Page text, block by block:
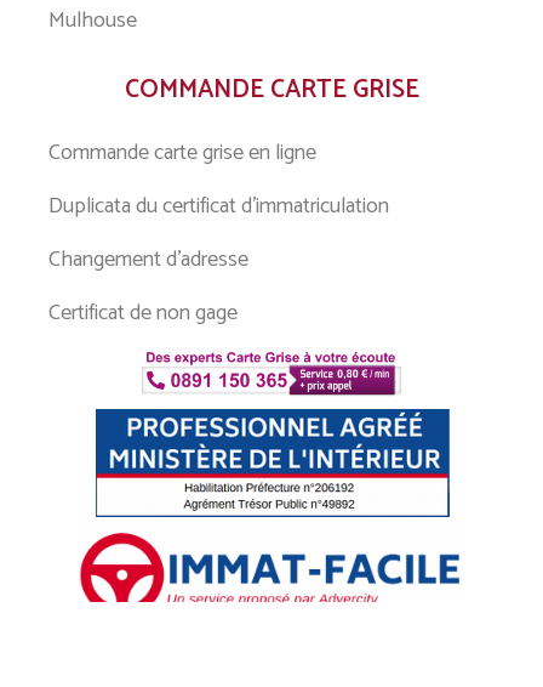
Mulhouse
COMMANDE CARTE GRISE
Commande carte grise en ligne
Duplicata du certificat d’immatriculation
Changement d’adresse
Certificat de non gage